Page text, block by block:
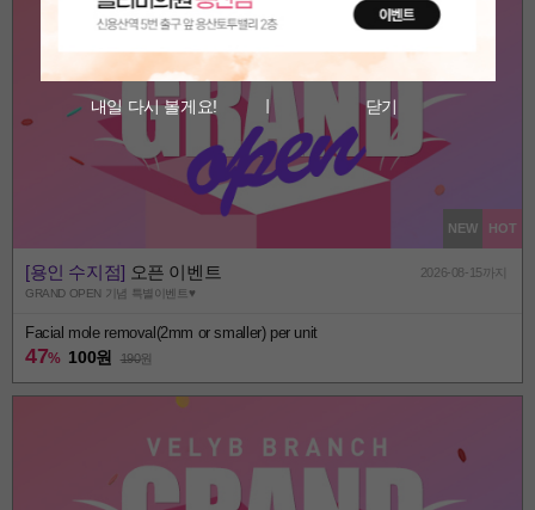
내일 다시 볼게요! 닫기
NEW HOT
[용인 수지점] 오픈 이벤트 2026-08-15까지
GRAND OPEN 기념 특별이벤트♥
Facial mole removal(2mm or smaller) per unit
47% 100원 190원